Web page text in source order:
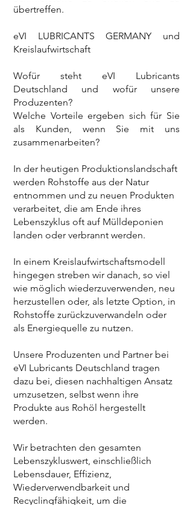
übertreffen.
eVI LUBRICANTS GERMANY und
Kreislaufwirtschaft
Wofür steht eVI Lubricants
Deutschland und wofür unsere
Produzenten?
Welche Vorteile ergeben sich für Sie
als Kunden, wenn Sie mit uns
zusammenarbeiten?
In der heutigen Produktionslandschaft
werden Rohstoffe aus der Natur
entnommen und zu neuen Produkten
verarbeitet, die am Ende ihres
Lebenszyklus oft auf Mülldeponien
landen oder verbrannt werden.
In einem Kreislaufwirtschaftsmodell
hingegen streben wir danach, so viel
wie möglich wiederzuverwenden, neu
herzustellen oder, als letzte Option, in
Rohstoffe zurückzuverwandeln oder
als Energiequelle zu nutzen.
Unsere Produzenten und Partner bei
eVI Lubricants Deutschland tragen
dazu bei, diesen nachhaltigen Ansatz
umzusetzen, selbst wenn ihre
Produkte aus Rohöl hergestellt
werden.
Wir betrachten den gesamten
Lebenszykluswert, einschließlich
Lebensdauer, Effizienz,
Wiederverwendbarkeit und
Recyclingfähigkeit, um die